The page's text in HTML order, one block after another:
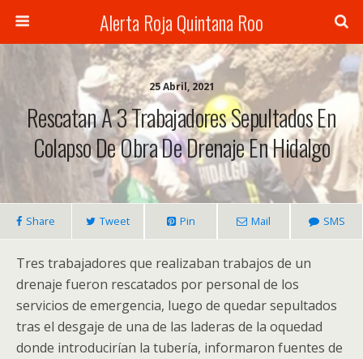
Alerta Roja Quintana Roo
25 Abril, 2021
Rescatan A 3 Trabajadores Sepultados En
Colapso De Obra De Drenaje En Hidalgo
Share Tweet Pin Mail SMS
Tres trabajadores que realizaban trabajos de un
drenaje fueron rescatados por personal de los
servicios de emergencia, luego de quedar sepultados
tras el desgaje de una de las laderas de la oquedad
donde introducirían la tubería, informaron fuentes de